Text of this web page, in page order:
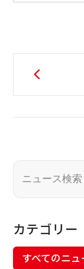
カテゴリー
すべてのニュ